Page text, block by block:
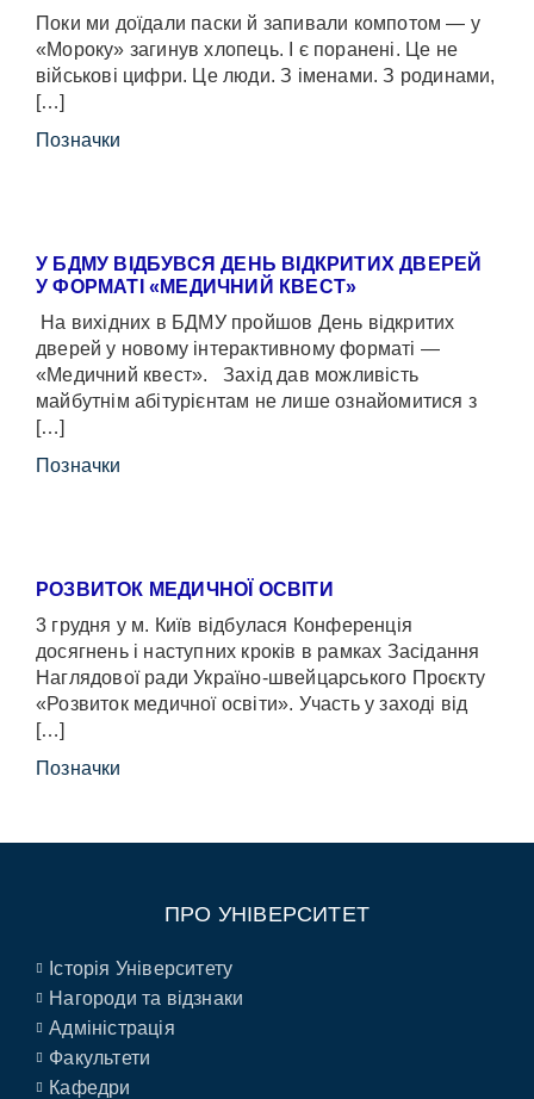
Поки ми доїдали паски й запивали компотом — у
«Мороку» загинув хлопець. І є поранені. Це не
військові цифри. Це люди. З іменами. З родинами,
[…]
Позначки
У БДМУ ВІДБУВСЯ ДЕНЬ ВІДКРИТИХ ДВЕРЕЙ
У ФОРМАТІ «МЕДИЧНИЙ КВЕСТ»
На вихідних в БДМУ пройшов День відкритих
дверей у новому інтерактивному форматі —
«Медичний квест». Захід дав можливість
майбутнім абітурієнтам не лише ознайомитися з
[…]
Позначки
РОЗВИТОК МЕДИЧНОЇ ОСВІТИ
3 грудня у м. Київ відбулася Конференція
досягнень і наступних кроків в рамках Засідання
Наглядової ради Україно-швейцарського Проєкту
«Розвиток медичної освіти». Участь у заході від
[…]
Позначки
ПРО УНІВЕРСИТЕТ
Історія Університету
Нагороди та відзнаки
Адміністрація
Факультети
Кафедри